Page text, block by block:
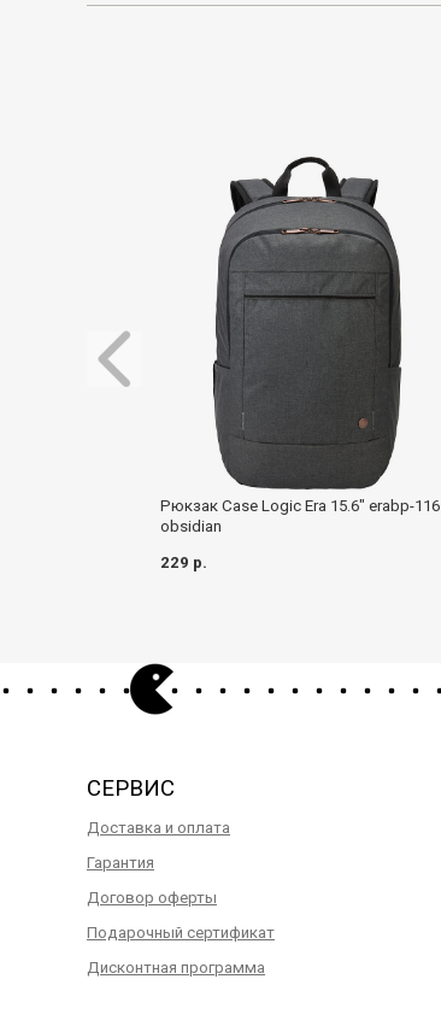
Рюкзак Case Logic Era 15.6" erabp-116
obsidian
229 р.
СЕРВИС
Доставка и оплата
Гарантия
Договор оферты
Подарочный сертификат
Дисконтная программа